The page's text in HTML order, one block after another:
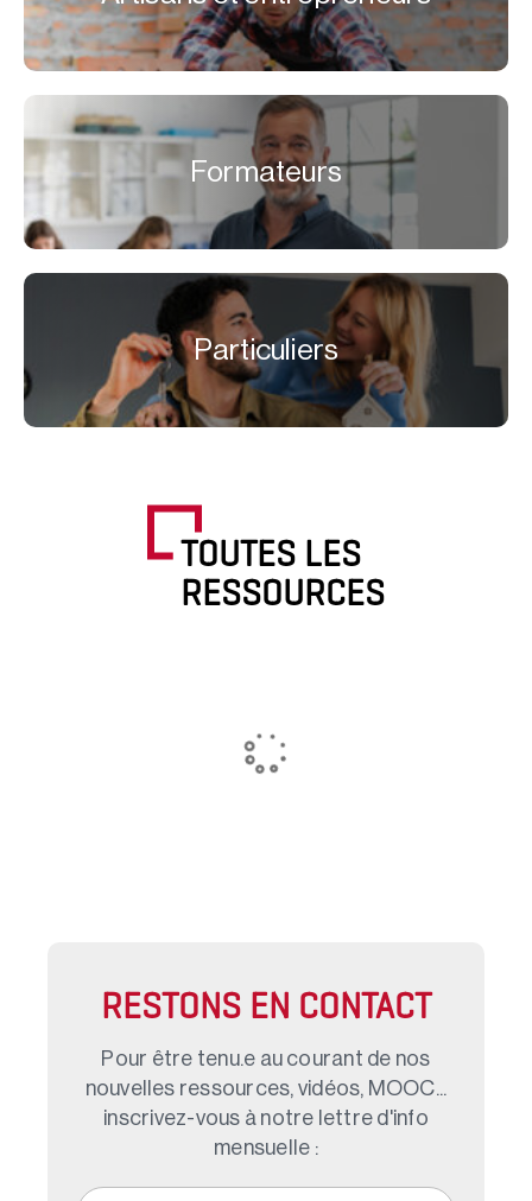
Formateurs
Particuliers
TOUTES LES
RESSOURCES
RESTONS EN CONTACT
Pour être tenu.e au courant de nos
nouvelles ressources, vidéos, MOOC...
inscrivez-vous à notre lettre d'info
mensuelle :